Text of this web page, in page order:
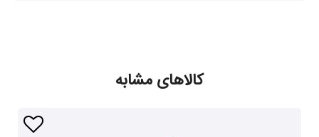
کالاهای مشابه